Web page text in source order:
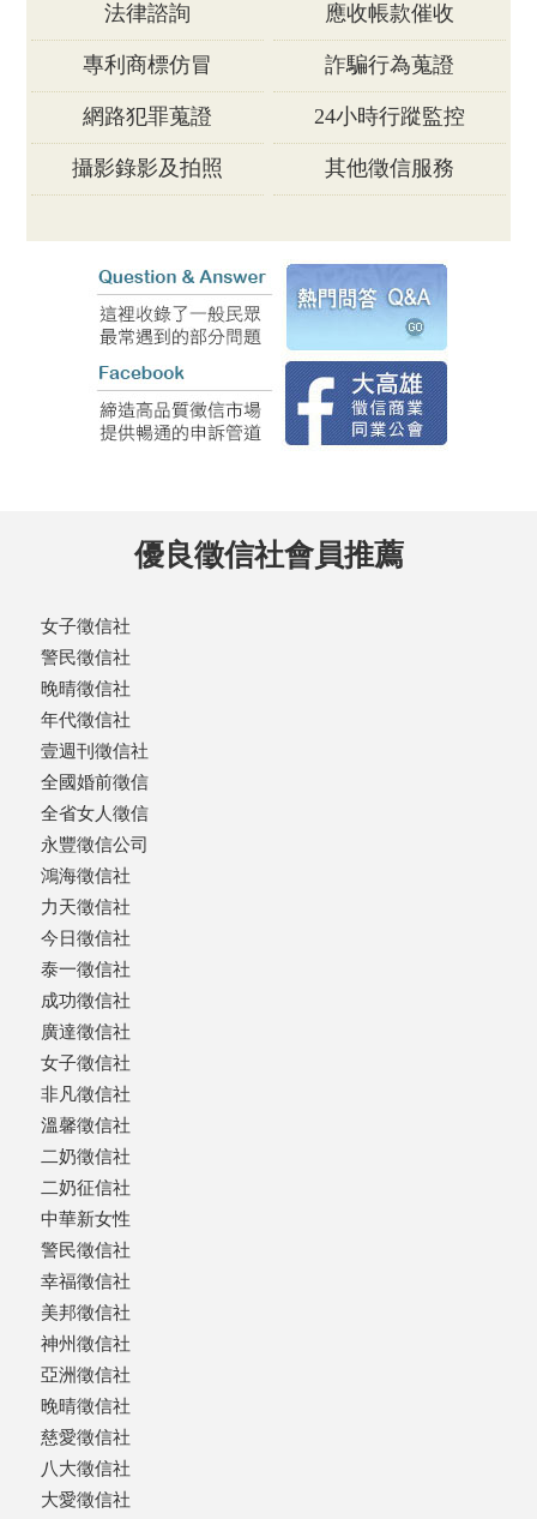
法律諮詢 應收帳款催收
專利商標仿冒 詐騙行為蒐證
網路犯罪蒐證 24小時行蹤監控
攝影錄影及拍照 其他徵信服務
優良徵信社會員推薦
女子徵信社
警民徵信社
晚晴徵信社
年代徵信社
壹週刊徵信社
全國婚前徵信
全省女人徵信
永豐徵信公司
鴻海徵信社
力天徵信社
今日徵信社
泰一徵信社
成功徵信社
廣達徵信社
女子徵信社
非凡徵信社
溫馨徵信社
二奶徵信社
二奶征信社
中華新女性
警民徵信社
幸福徵信社
美邦徵信社
神州徵信社
亞洲徵信社
晚晴徵信社
慈愛徵信社
八大徵信社
大愛徵信社